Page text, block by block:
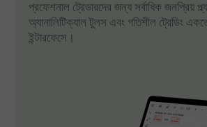
প্রফেশনাল ট্রেডারদের জন্য সর্বাধিক জনপ্রিয়
অ্যানালিটিক্যাল টুলস এবং গতিশীল ট্রেডিং
ইন্টারফেসে।